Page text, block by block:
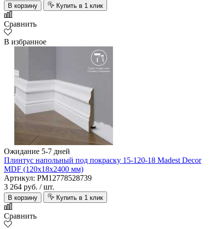
В корзину Купить в 1 клик
Сравнить
В избранное
Ожидание 5-7 дней
Плинтус напольный под покраску 15-120-18 Madest Decor
MDF (120х18х2400 мм)
Артикул: PM12778528739
3 264 руб. / шт.
В корзину Купить в 1 клик
Сравнить